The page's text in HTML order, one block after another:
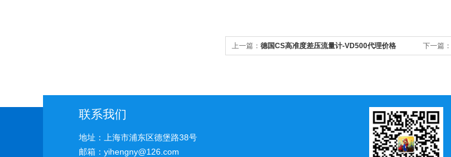
上一篇： 德国CS高准度差压流量计-VD500代理价格 下一篇：
联系我们
地址：上海市浦东区德堡路38号
邮箱：yihengny@126.com